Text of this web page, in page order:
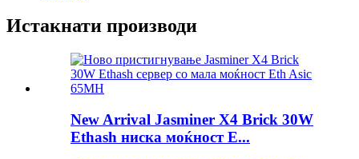
Истакнати производи
New Arrival Jasminer X4 Brick 30W
Ethash ниска моќност E...